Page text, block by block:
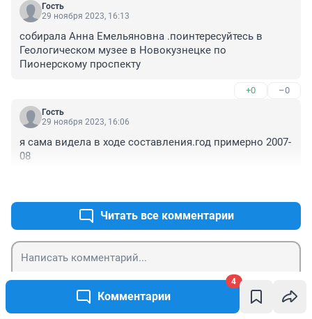
Комментарии
4
Гость
29 ноября 2023, 16:13
собирала Анна Емельяновна .поинтересуйтесь в
Геологическом музее в Новокузнецке по
Пионерскому проспекту
+0 –0
Гость
29 ноября 2023, 16:06
я сама видела в ходе составления.год примерно 2007-
08
Читать все комментарии
Отправить